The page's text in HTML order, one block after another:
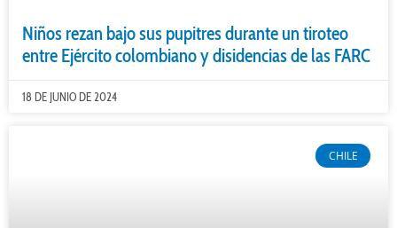
Niños rezan bajo sus pupitres durante un tiroteo
entre Ejército colombiano y disidencias de las FARC
18 DE JUNIO DE 2024
CHILE